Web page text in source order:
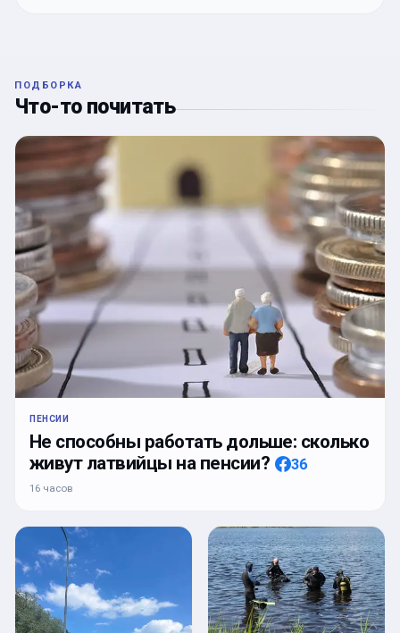
ПОДБОРКА
Что-то почитать
ПЕНСИИ
Не способны работать дольше: сколько
живут латвийцы на пенсии?
36
16 часов